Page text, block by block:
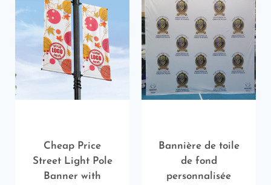
Cheap Price
Street Light Pole
Banner with
Bannière de toile
de fond
personnalisée